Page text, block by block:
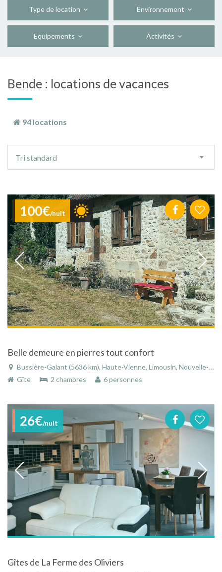
Type de location Environnement
Equipements Activités
Bende : locations de vacances
94 locations
tri
Tri standard
100€/nuit
Belle demeure en pierres tout confort
Bussière-Galant (5636 km), Haute-Vienne, Limousin, Nouvelle-Aquitaine, France
Gîte
2 chambres 6 personnes
26€/nuit
Gîtes de La Ferme des Oliviers